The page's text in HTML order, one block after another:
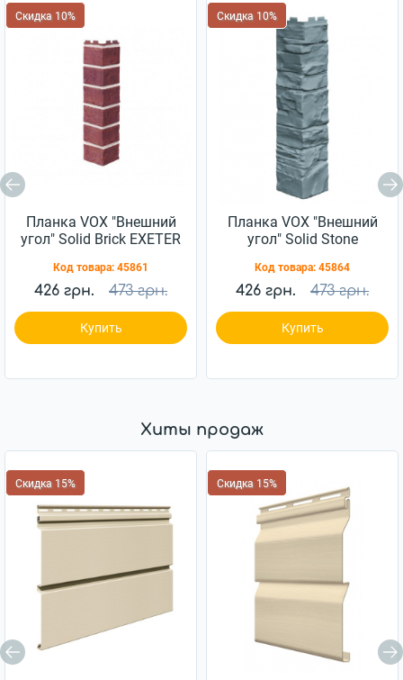
Скидка 10%
Планка VOX "Внешний
угол" Solid Brick EXETER
Код товара: 45861
426 грн. 473 грн.
Купить
Скидка 10%
Планка VOX "Внешний
угол" Solid Stone
Голубая
Код товара: 45864
426 грн. 473 грн.
Купить
Хиты продаж
Скидка 15% Скидка 15%